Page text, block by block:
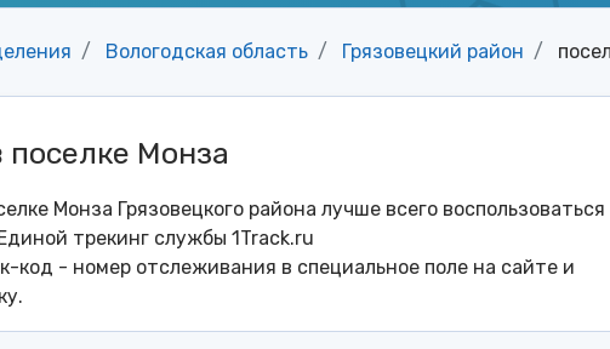
Вологодская область Грязовецкий район
Монза
Монза Грязовецкого района лучше всего воспользоваться
трекинг службы 1Track.ru
код - номер отслеживания в специальное поле на сайте и